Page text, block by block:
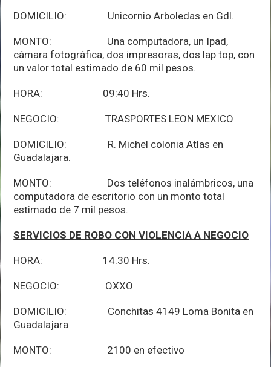
DOMICILIO: Unicornio Arboledas en Gdl.
MONTO: Una computadora, un Ipad,
cámara fotográfica, dos impresoras, dos lap top, con
un valor total estimado de 60 mil pesos.
HORA: 09:40 Hrs.
NEGOCIO: TRASPORTES LEON MEXICO
DOMICILIO: R. Michel colonia Atlas en
Guadalajara.
MONTO: Dos teléfonos inalámbricos, una
computadora de escritorio con un monto total
estimado de 7 mil pesos.
SERVICIOS DE ROBO CON VIOLENCIA A NEGOCIO
HORA: 14:30 Hrs.
NEGOCIO: OXXO
DOMICILIO: Conchitas 4149 Loma Bonita en
Guadalajara
MONTO: 2100 en efectivo